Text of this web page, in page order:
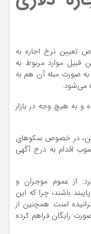
تعیین نرخ اجاره به
موارد مربوط به
صورت مبله آن هم به
می‌شود.
و به هیچ وجه در بازار
در خصوص سکوهای
اقدام به درج آگهی
از عموم موجران و
باشند، چرا که این
است. همچنین از
رایگان فراهم کرده